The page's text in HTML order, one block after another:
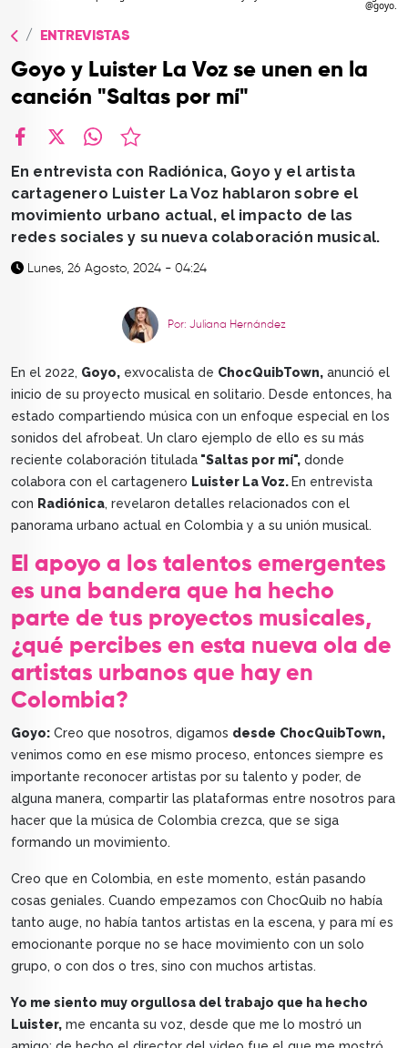
CONTACTO
@goyo.
ENTREVISTAS
Goyo y Luister La Voz se unen en la
canción "Saltas por mí"
En entrevista con Radiónica, Goyo y el artista
cartagenero Luister La Voz hablaron sobre el
movimiento urbano actual, el impacto de las
redes sociales y su nueva colaboración musical.
Lunes, 26 Agosto, 2024 - 04:24
Por: Juliana Hernández
En el 2022, Goyo, exvocalista de ChocQuibTown, anunció el
inicio de su proyecto musical en solitario. Desde entonces, ha
estado compartiendo música con un enfoque especial en los
sonidos del afrobeat. Un claro ejemplo de ello es su más
reciente colaboración titulada "Saltas por mí", donde
colabora con el cartagenero Luister La Voz. En entrevista
con Radiónica, revelaron detalles relacionados con el
panorama urbano actual en Colombia y a su unión musical.
El apoyo a los talentos emergentes
es una bandera que ha hecho
parte de tus proyectos musicales,
¿qué percibes en esta nueva ola de
artistas urbanos que hay en
Colombia?
Goyo: Creo que nosotros, digamos desde ChocQuibTown,
venimos como en ese mismo proceso, entonces siempre es
importante reconocer artistas por su talento y poder, de
alguna manera, compartir las plataformas entre nosotros para
hacer que la música de Colombia crezca, que se siga
formando un movimiento.
Creo que en Colombia, en este momento, están pasando
cosas geniales. Cuando empezamos con ChocQuib no había
tanto auge, no había tantos artistas en la escena, y para mí es
emocionante porque no se hace movimiento con un solo
grupo, o con dos o tres, sino con muchos artistas.
Yo me siento muy orgullosa del trabajo que ha hecho
Luister, me encanta su voz, desde que me lo mostró un